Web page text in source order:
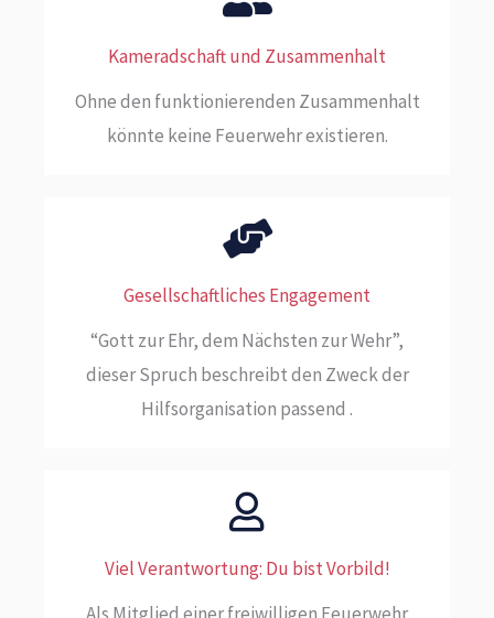
Kameradschaft und Zusammenhalt
Ohne den funktionierenden Zusammenhalt
könnte keine Feuerwehr existieren.
Gesellschaftliches Engagement
“Gott zur Ehr, dem Nächsten zur Wehr”,
dieser Spruch beschreibt den Zweck der
Hilfsorganisation passend .
Viel Verantwortung: Du bist Vorbild!